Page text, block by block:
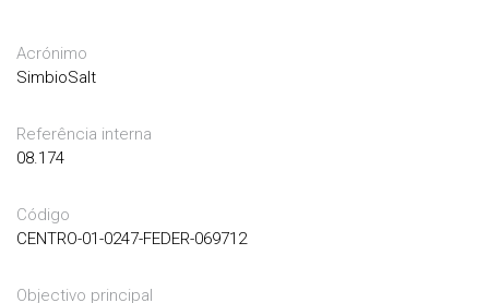
Acrónimo
SimbioSalt
Referência interna
08.174
Código
CENTRO-01-0247-FEDER-069712
Objectivo principal